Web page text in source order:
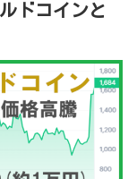
ドコインと